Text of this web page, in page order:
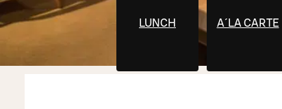
LUNCH A´LA CARTE